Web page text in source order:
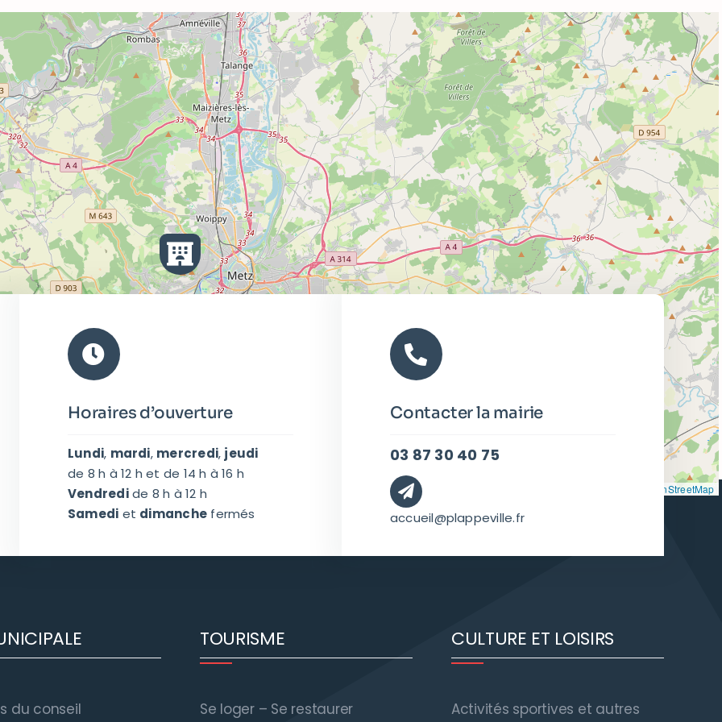
OpenStreetMap
Horaires d’ouverture
Lundi, mardi, mercredi, jeudi
de 8 h à 12 h et de 14 h à 16 h
Vendredide 8 h à 12 h
Samedi et dimanche fermés
Contacter la mairie
03 87 30 40 75
accueil@plappeville.fr
du conseil
TOURISME
Se loger – Se restaurer
CULTURE ET LOISIRS
Activités sportives et autres